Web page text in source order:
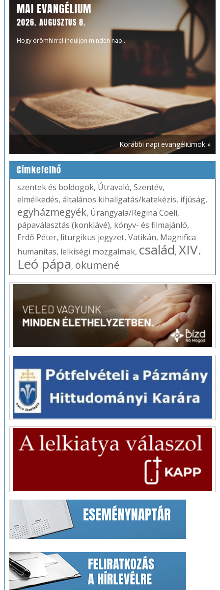
MAI EVANGÉLIUM
2026. AUGUSZTUS 8.
Hogy örömhírrel induljon minden nap...
Korábbi napi evangéliumok »
Címkefelhő
szentek és boldogok, Útravaló, Szentév,
elmélkedés, általános kihallgatás/katekézis, ifjúság,
egyházmegyék, Úrangyala/Regina Coeli,
pápaválasztás (konklávé), könyv- és filmajánló,
Erdő Péter, liturgikus jegyzet, Vatikán, Magnifica
humanitas, lelkiségi mozgalmak, család, XIV.
Leó pápa, ökumené